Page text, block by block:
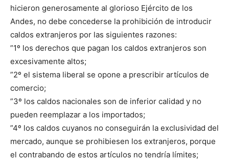
hicieron generosamente al glorioso Ejército de los
Andes, no debe concederse la prohibición de introducir
caldos extranjeros por las siguientes razones:
”1º los derechos que pagan los caldos extranjeros son
excesivamente altos;
”2º el sistema liberal se opone a prescribir artículos de
comercio;
”3º los caldos nacionales son de inferior calidad y no
pueden reemplazar a los importados;
”4º los caldos cuyanos no conseguirán la exclusividad del
mercado, aunque se prohibiesen los extranjeros, porque
el contrabando de estos artículos no tendría límites;